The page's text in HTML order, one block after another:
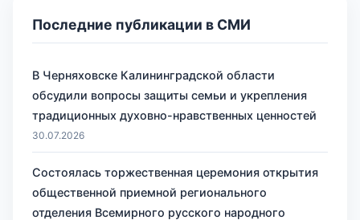
Последние публикации в СМИ
В Черняховске Калининградской области
обсудили вопросы защиты семьи и укрепления
традиционных духовно-нравственных ценностей
30.07.2026
Состоялась торжественная церемония открытия
общественной приемной регионального
отделения Всемирного русского народного